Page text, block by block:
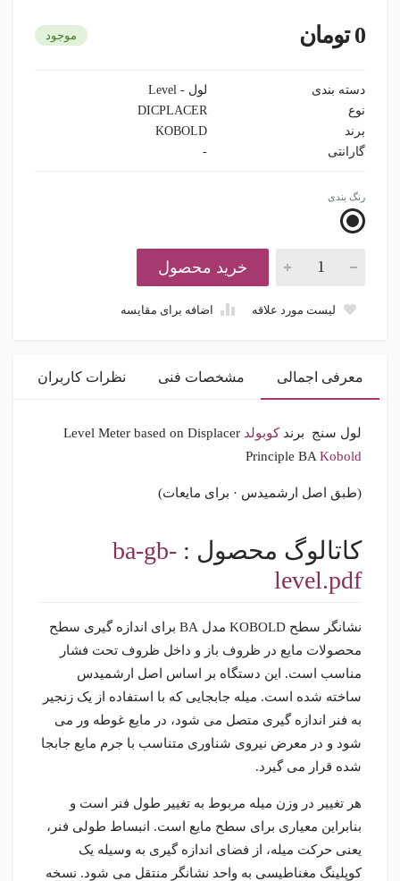
0 تومان موجود
دسته بندی
لول - Level
نوع
DICPLACER
برند
KOBOLD
گارانتی
-
رنگ بندی
خرید محصول
لیست مورد علاقه اضافه برای مقایسه
معرفی اجمالی مشخصات فنی نظرات کاربران
لول سنج برندکوبولد Level Meter based on Displacer
Principle BA Kobold
(طبق اصل ارشمیدس · برای مایعات)
کاتالوگ محصول : ba-gb-
level.pdf
نشانگر سطح KOBOLD مدل BA برای اندازه گیری سطح
محصولات مایع در ظروف باز و داخل ظروف تحت فشار
مناسب است. این دستگاه بر اساس اصل ارشمیدس
ساخته شده است. میله جابجایی که با استفاده از یک زنجیر
به فنر اندازه گیری متصل می شود، در مایع غوطه ور می
شود و در معرض نیروی شناوری متناسب با جرم مایع جابجا
شده قرار می گیرد.
هر تغییر در وزن میله مربوط به تغییر طول فنر است و
بنابراین معیاری برای سطح مایع است. انبساط طولی فنر،
یعنی حرکت میله، از فضای اندازه گیری به وسیله یک
کوپلینگ مغناطیسی به واحد نشانگر منتقل می شود. نسخه